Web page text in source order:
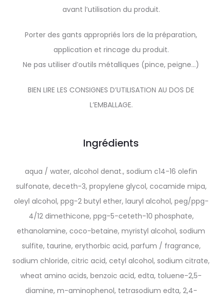
avant l’utilisation du produit.
Porter des gants appropriés lors de la préparation,
application et rincage du produit.
Ne pas utiliser d’outils métalliques (pince, peigne…)
BIEN LIRE LES CONSIGNES D’UTILISATION AU DOS DE
L’EMBALLAGE.
Ingrédients
aqua / water, alcohol denat., sodium c14-16 olefin
sulfonate, deceth-3, propylene glycol, cocamide mipa,
oleyl alcohol, ppg-2 butyl ether, lauryl alcohol, peg/ppg-
4/12 dimethicone, ppg-5-ceteth-10 phosphate,
ethanolamine, coco-betaine, myristyl alcohol, sodium
sulfite, taurine, erythorbic acid, parfum / fragrance,
sodium chloride, citric acid, cetyl alcohol, sodium citrate,
wheat amino acids, benzoic acid, edta, toluene-2,5-
diamine, m-aminophenol, tetrasodium edta, 2,4-